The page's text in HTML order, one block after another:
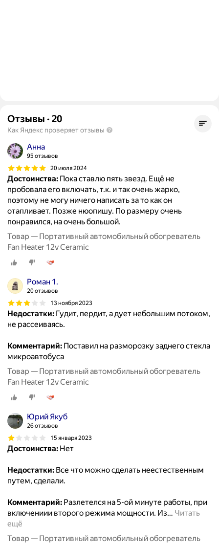
Отзывы · 20
Как Яндекс проверяет отзывы
Анна
95 отзывов
20 июля 2024
Достоинства: Пока ставлю пять звезд. Ещё не
пробовала его включать, т.к. и так очень жарко,
поэтому не могу ничего написать за то как он
отапливает. Позже нюопишу. По размеру очень
понравился, на очень большой.
Товар — Портативный автомобильный обогреватель
Fan Heater 12v Ceramic
Роман 1.
20 отзывов
13 ноября 2023
Недостатки: Гудит, пердит, а дует небольшим потоком,
не рассеиваясь.
Комментарий: Поставил на разморозку заднего стекла
микроавтобуса
Товар — Портативный автомобильный обогреватель
Fan Heater 12v Ceramic
Юрий Якуб
26 отзывов
15 января 2023
Достоинства: Нет
Недостатки: Все что можно сделать неестественным
путем, сделали.
Комментарий: Разлетелся на 5-ой минуте работы, при
включениии второго режима мощности. Из… Читать
ещё
Товар — Портативный автомобильный обогреватель